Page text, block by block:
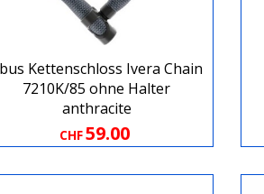
Kettenschloss Ivera Chain
7210K/85 ohne Halter
anthracite
CHF59.00